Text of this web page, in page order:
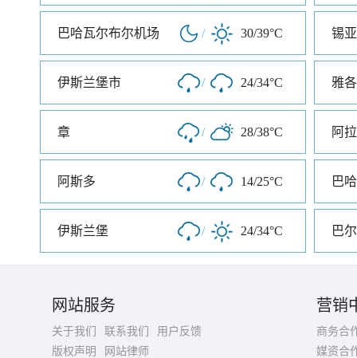
巴哈瓦尔布尔机场 / 30/39°C 锡
伊斯兰堡市 / 24/34°C 雅
章 / 28/38°C 阿
阿斯多 / 14/25°C 巴
伊斯兰堡 / 24/34°C 巴
网站服务
关于我们 联系我们
用户反馈
版权声明
网站律师
营销
商务合
媒资合